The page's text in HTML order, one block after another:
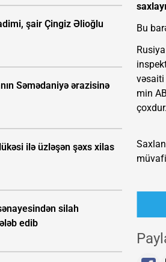
şair Çingiz Əlioğlu
Səmədaniyə ərazisinə
ilə üzləşən şəxs xilas
silah
edib
Bu
vəsaiti
min
çoxdur.